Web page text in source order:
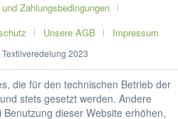
Zahlungsbedingungen
Unsere AGB Impressum
2023
die für den technischen Betrieb der
stets gesetzt werden. Andere
dieser Website erhöhen,